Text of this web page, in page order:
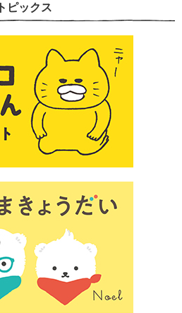
トピックス